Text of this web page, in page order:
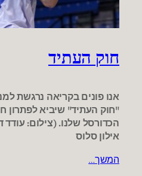
חוק העתיד
אנו פונים בקריאה נרגשת
"חוק העתיד" שיביא לפתרון
הכדורסל שלנו. (צילום: עודד
אילון סלוס
המשך…